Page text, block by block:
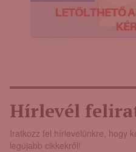
Hírlevél
Iratkozz fel hírlevelünkre, hogy
legújabb cikkekről!